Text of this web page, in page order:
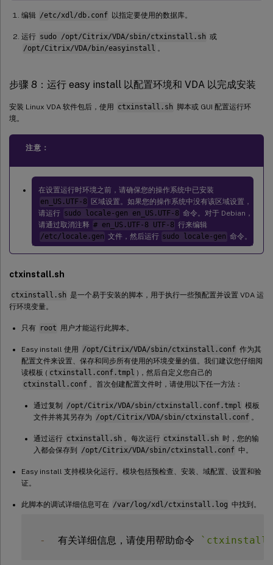
编辑 /etc/xdl/db.conf 以指定要使用的数据库。
运行 sudo /opt/Citrix/VDA/sbin/ctxinstall.sh 或
/opt/Citrix/VDA/bin/easyinstall 。
步骤 8：运行 easy install 以配置环境和 VDA 以完成安装
安装 Linux VDA 软件包后，使用 ctxinstall.sh
脚本或 GUI 配置运行环
境。
注意：
在设置运行时环境之前，请确保您的操作系统中已安装
en_US.UTF-8 区域设置。如果您的操作系统中没有该区域设置，
请运行 sudo locale-gen en_US.UTF-8 命令。对于 Debian，
请通过取消注释 # en_US.UTF-8 UTF-8 行来编辑
/etc/locale.gen 文件，然后运行 sudo locale-gen 命令。
ctxinstall.sh
ctxinstall.sh 是一个易于安装的脚本，用于执行一些预配置并设置 VDA 运
行环境变量。
只有 root 用户才能运行此脚本。
Easy install 使用 /opt/Citrix/VDA/sbin/ctxinstall.conf 作为其
配置文件来设置、保存和同步所有使用的环境变量的值。我们建议您仔细阅
读模板 ( ctxinstall.conf.tmpl )，然后自定义您自己的
ctxinstall.conf 。首次创建配置文件时，请使用以下任一方法：
通过复制 /opt/Citrix/VDA/sbin/ctxinstall.conf.tmpl 模板
文件并将其另存为 /opt/Citrix/VDA/sbin/ctxinstall.conf 。
通过运行 ctxinstall.sh 。每次运行 ctxinstall.sh 时，您的输
入都会保存到
/opt/Citrix/VDA/sbin/ctxinstall.conf 中。
Easy install 支持模块化运行。模块包括预检查、安装、域配置、设置和验
证。
此脚本的调试详细信息可在 /var/log/xdl/ctxinstall.log 中找到。
-
  有关详细信息，请使用帮助命令
`